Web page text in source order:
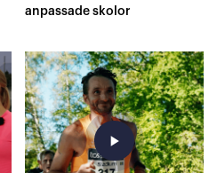
anpassade skolor
play_arrow